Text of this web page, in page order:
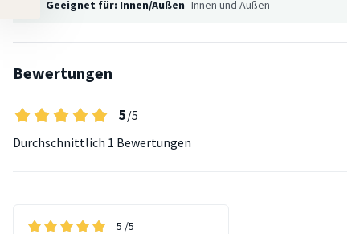
Geeignet für: Innen/Außen Innen und Außen
Bewertungen
5/5
Durchschnittlich 1 Bewertungen
5 /5